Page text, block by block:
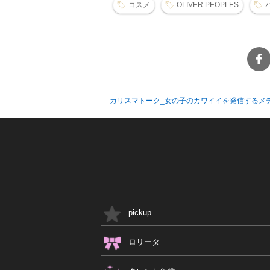
コスメ OLIVER PEOPLES
カリスマトーク_女の子のカワイイを発信するメ
pickup
ロリータ